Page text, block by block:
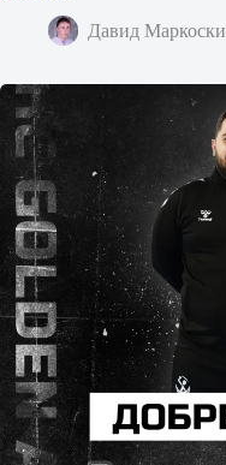
Давид Маркоски